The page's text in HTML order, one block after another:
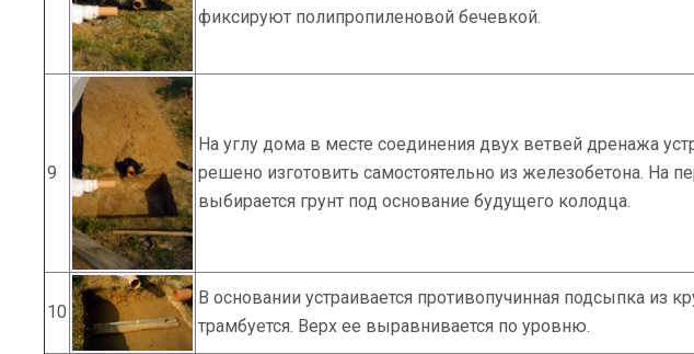
фиксируют полипропиленовой бечевкой.
9
На углу дома в месте соединения двух ветвей дренажа
решено изготовить самостоятельно из железобетона. На
выбирается грунт под основание будущего колодца.
10
В основании устраивается противопучинная подсыпка из
трамбуется. Верх ее выравнивается по уровню.